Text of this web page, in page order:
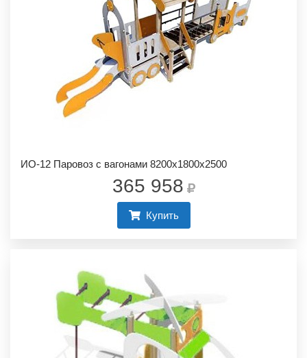
ИО-12 Паровоз с вагонами 8200х1800х2500
365 958
Купить